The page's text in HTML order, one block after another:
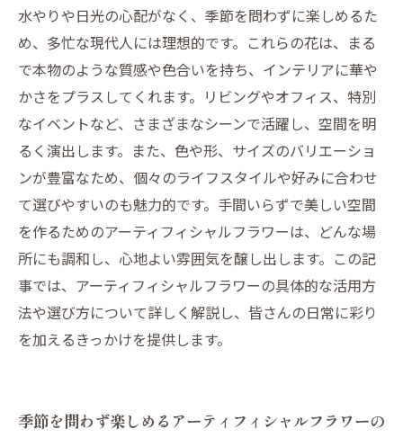
水やりや日光の心配がなく、季節を問わずに楽しめるた
め、多忙な現代人には理想的です。これらの花は、まる
で本物のような質感や色合いを持ち、インテリアに華や
かさをプラスしてくれます。リビングやオフィス、特別
なイベントなど、さまざまなシーンで活躍し、空間を明
るく演出します。また、色や形、サイズのバリエーショ
ンが豊富なため、個々のライフスタイルや好みに合わせ
て選びやすいのも魅力的です。手間いらずで美しい空間
を作るためのアーティフィシャルフラワーは、どんな場
所にも調和し、心地よい雰囲気を醸し出します。この記
事では、アーティフィシャルフラワーの具体的な活用方
法や選び方について詳しく解説し、皆さんの日常に彩り
を加えるきっかけを提供します。
季節を問わず楽しめるアーティフィシャルフラワーの